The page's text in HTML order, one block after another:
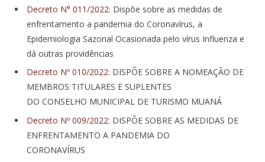
Decreto N° 011/2022: Dispõe sobre as medidas de
enfrentamento a pandemia do Coronavírus, a
Epidemiologia Sazonal Ocasionada pelo vírus Influenza e
dá outras providências
Decreto Nº 010/2022: DISPÕE SOBRE A NOMEAÇÃO DE
MEMBROS TITULARES E SUPLENTES
DO CONSELHO MUNICIPAL DE TURISMO MUANÁ
Decreto Nº 009/2022: DISPÕE SOBRE AS MEDIDAS DE
ENFRENTAMENTO A PANDEMIA DO
CORONAVÍRUS